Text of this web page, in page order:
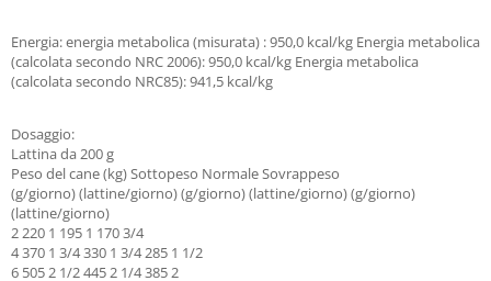
Energia: energia metabolica (misurata) : 950,0 kcal/kg Energia metabolica
(calcolata secondo NRC 2006): 950,0 kcal/kg Energia metabolica
(calcolata secondo NRC85): 941,5 kcal/kg
Dosaggio:
Lattina da 200 g
Peso del cane (kg) Sottopeso Normale Sovrappeso
(g/giorno) (lattine/giorno) (g/giorno) (lattine/giorno) (g/giorno)
(lattine/giorno)
2 220 1 195 1 170 3/4
4 370 1 3/4 330 1 3/4 285 1 1/2
6 505 2 1/2 445 2 1/4 385 2